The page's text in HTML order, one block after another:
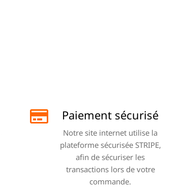
Paiement sécurisé
Notre site internet utilise la
plateforme sécurisée STRIPE,
afin de sécuriser les
transactions lors de votre
commande.